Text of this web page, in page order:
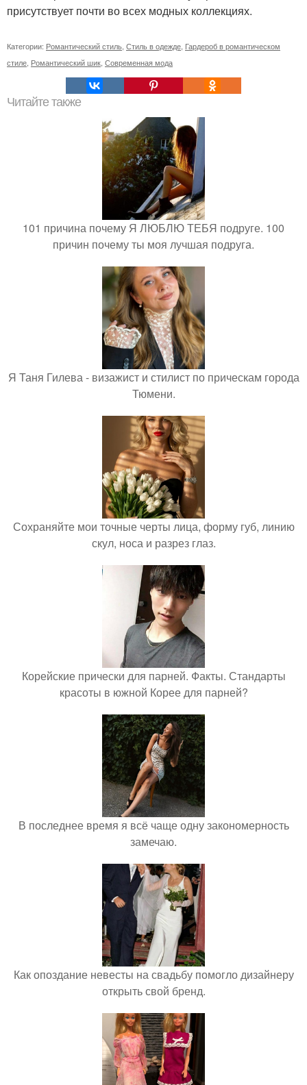
присутствует почти во всех модных коллекциях.
Категории: Романтический стиль, Стиль в одежде, Гардероб в романтическом
стиле, Романтический шик, Современная мода
Читайте также
101 причина почему Я ЛЮБЛЮ ТЕБЯ подруге. 100
причин почему ты моя лучшая подруга.
Я Таня Гилева - визажист и стилист по прическам города
Тюмени.
Сохраняйте мои точные черты лица, форму губ, линию
скул, носа и разрез глаз.
Корейские прически для парней. Факты. Стандарты
красоты в южной Корее для парней?
В последнее время я всё чаще одну закономерность
замечаю.
Как опоздание невесты на свадьбу помогло дизайнеру
открыть свой бренд.